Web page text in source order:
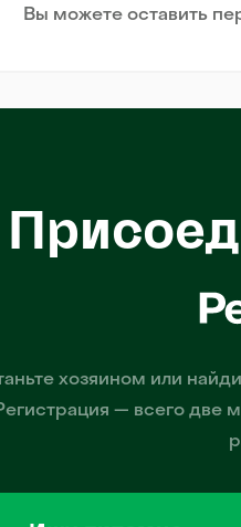
Вы можете оставить
хозяином или
— всего две